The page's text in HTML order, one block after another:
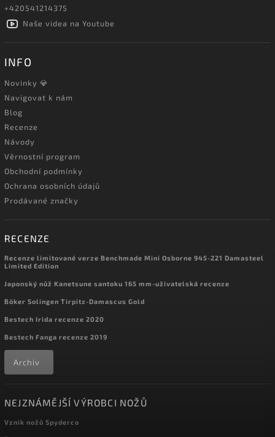
+420541214375
Naše videa na Youtube
INFO
Novinky 💎
Navigovat k nám
Blog
Recenze
Návody
Věrnostní program
Obchodní podmínky
Ochrana osobních údajů
Prodávané značky
RECENZE
Recenze limitované verze Benchmade Mini Osborne 945-221 Damasteel
Limited Edition
Japonský nůž Kanetsune santoku 165 mm-uživatelská recenze
Böker Solingen Tirpitz-Damascus Gold
Bestech Irida recenze 2020
Bestech Fanga recenze 2019
Archiv
NEJZNÁMĚJŠÍ VÝROBCI NOŽŮ
Vznik nožů Spyderco